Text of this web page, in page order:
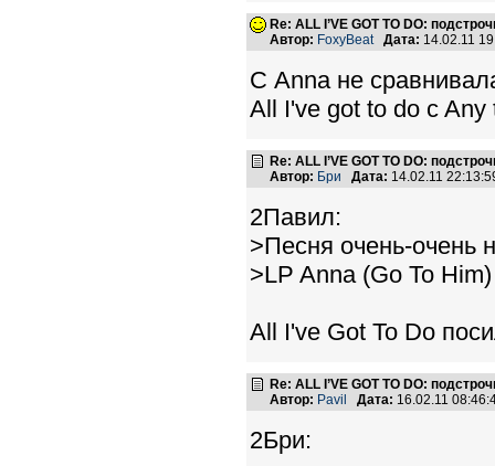
Re: ALL I’VE GOT TO DO:
Автор: FoxyBeat Дата: 14.02.11
С Anna не
All I've got to do c Any
Re: ALL I’VE GOT TO DO:
Автор: Бри Дата: 14.02.11
2Павил:
>Песня очень-очень
>LP Anna (Go To
All I've Got To Do
Re: ALL I’VE GOT TO DO:
Автор: Pavil Дата: 16.02.11
2Бри: